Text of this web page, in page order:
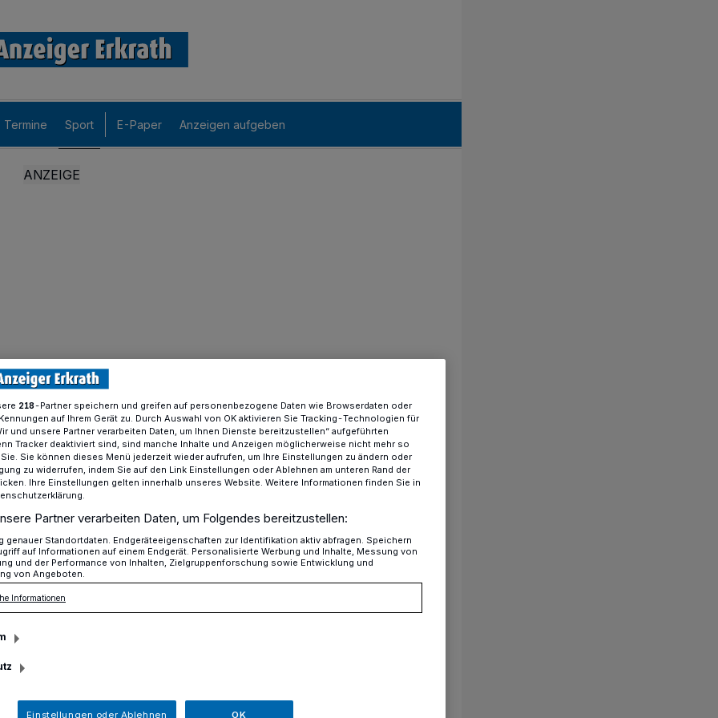
Termine Sport E-Paper Anzeigen aufgeben
TSV Hochdahl triumphieren bei den Deutschen Meisterschaften im Floorball​
des TSV
bei den
im
218-Partner speichern und greifen auf personenbezogene Daten wie Browserdaten oder
auf Ihrem Gerät zu. Durch Auswahl von OK aktivieren Sie Tracking-Technologien für
und unsere Partner verarbeiten Daten, um Ihnen Dienste bereitzustellen“ aufgeführten
Tracker deaktiviert sind, sind manche Inhalte und Anzeigen möglicherweise nicht mehr so
Sie können dieses Menü jederzeit wieder aufrufen, um Ihre Einstellungen zu ändern oder
zu widerrufen, indem Sie auf den Link Einstellungen oder Ablehnen am unteren Rand der
Ihre Einstellungen gelten innerhalb unseres Website. Weitere Informationen finden Sie in
Partner verarbeiten Daten, um Folgendes bereitzustellen:
genauer Standortdaten. Endgeräteeigenschaften zur Identifikation aktiv abfragen. Speichern
auf Informationen auf einem Endgerät. Personalisierte Werbung und Inhalte, Messung von
und der Performance von Inhalten, Zielgruppenforschung sowie Entwicklung und
von Angeboten.
Informationen
Einstellungen oder Ablehnen OK